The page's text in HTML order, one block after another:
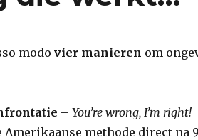
modo vier manieren om
– You’re wrong, I’m right!
Amerikaanse methode direct na